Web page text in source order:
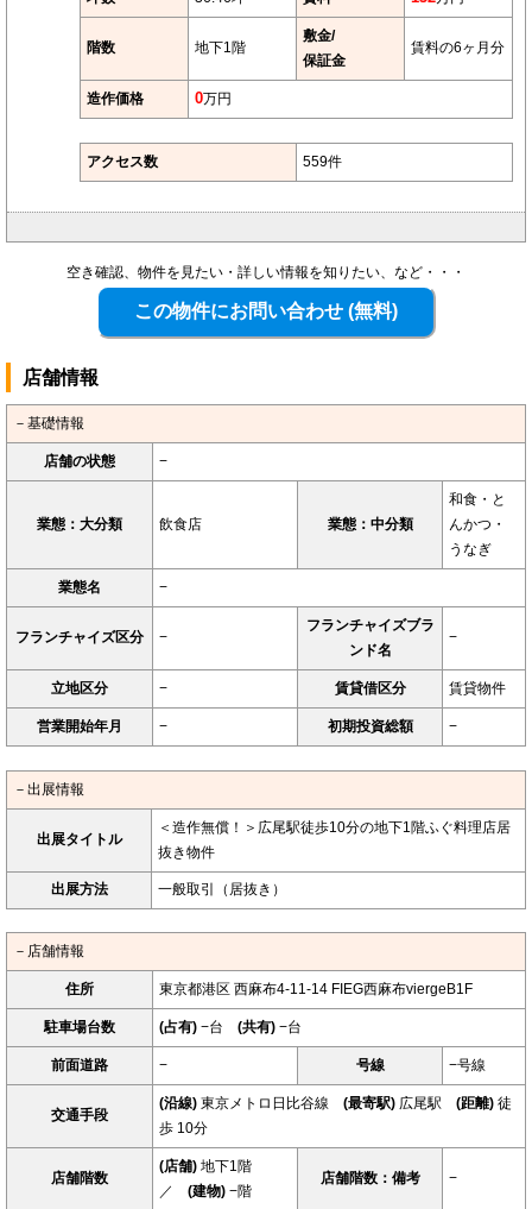
階数 地下1階
敷金/
保証金
賃料の6ヶ月分
造作価格 0万円
アクセス数 559件
空き確認、物件を見たい・詳しい情報を知りたい、など・・・
店舗情報
－基礎情報
店舗の状態 −
業態：大分類 飲食店 業態：中分類
和食・と
んかつ・
うなぎ
業態名 −
フランチャイズ区分 −
フランチャイズブラ
ンド名
−
立地区分 − 賃貸借区分 賃貸物件
営業開始年月 − 初期投資総額 −
－出展情報
出展タイトル
＜造作無償！＞広尾駅徒歩10分の地下1階ふぐ料理店居
抜き物件
出展方法 一般取引（居抜き）
－店舗情報
住所 東京都港区 西麻布4-11-14 FIEG西麻布viergeB1F
駐車場台数 (占有) −台 (共有) −台
前面道路 − 号線 −号線
交通手段
(沿線) 東京メトロ日比谷線 (最寄駅) 広尾駅 (距離) 徒
歩 10分
店舗階数
(店舗) 地下1階
／ (建物) −階
店舗階数：備考 −